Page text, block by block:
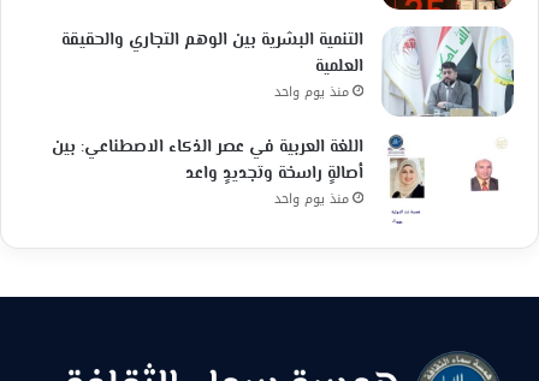
التنمية البشرية بين الوهم التجاري والحقيقة
العلمية
منذ يوم واحد
اللغة العربية في عصر الذكاء الاصطناعي: بين
أصالةٍ راسخة وتجديدٍ واعد
منذ يوم واحد